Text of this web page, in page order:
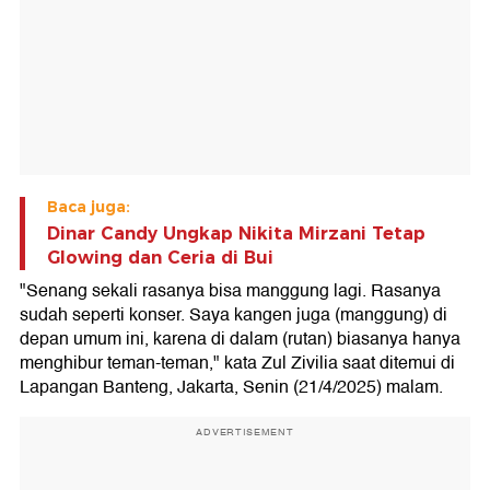
Baca juga:
Dinar Candy Ungkap Nikita Mirzani Tetap
Glowing dan Ceria di Bui
"Senang sekali rasanya bisa manggung lagi. Rasanya
sudah seperti konser. Saya kangen juga (manggung) di
depan umum ini, karena di dalam (rutan) biasanya hanya
menghibur teman-teman," kata Zul Zivilia saat ditemui di
Lapangan Banteng, Jakarta, Senin (21/4/2025) malam.
ADVERTISEMENT